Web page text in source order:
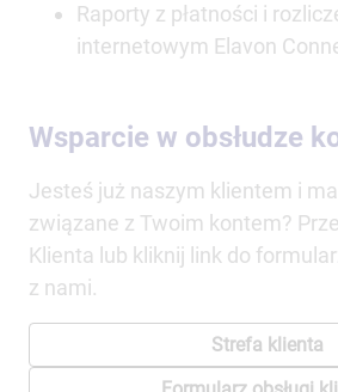
Raporty z płatności i
internetowym Elavon
Wsparcie w obsłudze
Jesteś już naszym klientem i
związane z Twoim kontem?
Klienta lub kliknij link do
z nami.
Strefa klienta